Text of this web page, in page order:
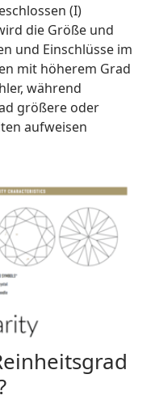
(I)
die Größe und
und Einschlüsse im
mit höherem Grad
während
größere oder
aufweisen